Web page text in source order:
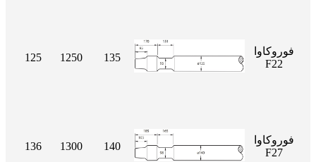
فوروكاوا
F22
135
1250
125
فوروكاوا
F27
140
1300
136